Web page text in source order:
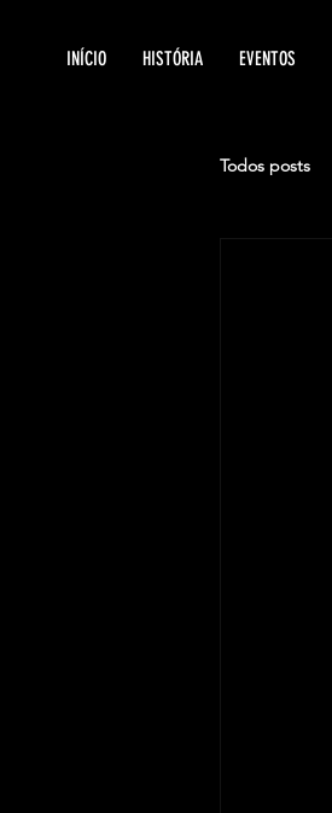
INÍCIO HISTÓRIA EVENTOS
Todos posts